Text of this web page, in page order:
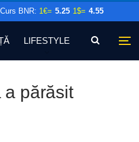
Curs BNR: 1€= 5.25 1$= 4.55
LIFESTYLE
a părăsit